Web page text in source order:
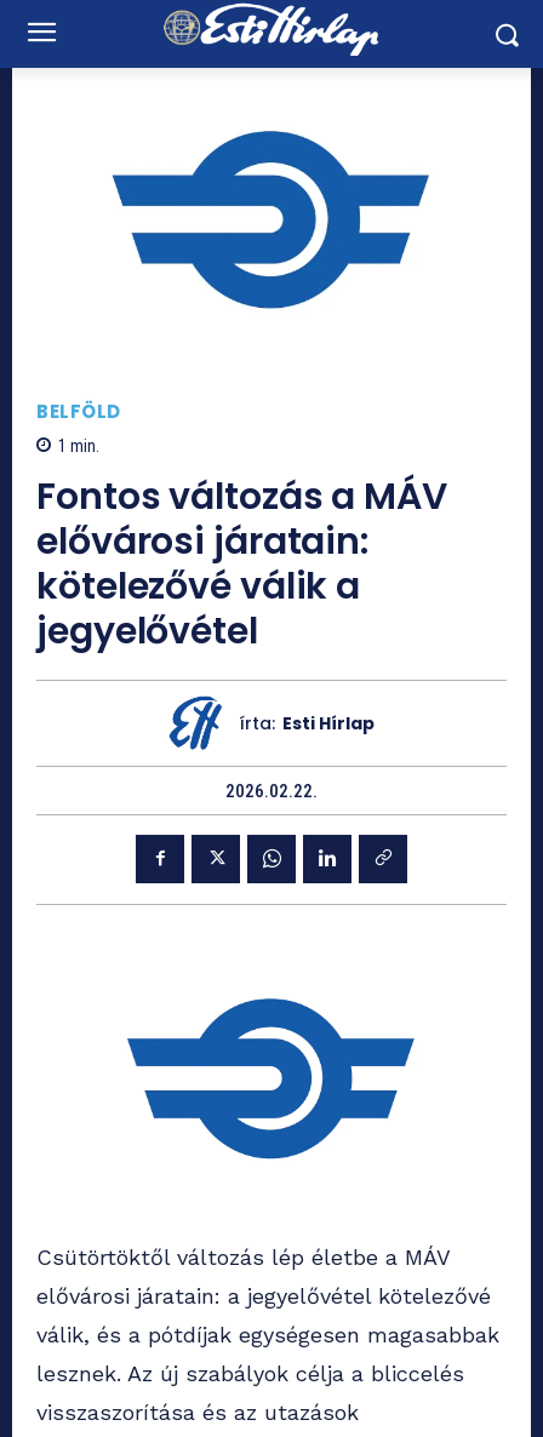
BELFÖLD
1 min.
Fontos változás a MÁV
elővárosi járatain:
kötelezővé válik a
jegyelővétel
írta: Esti Hírlap
2026.02.22.
Csütörtöktől változás lép életbe a MÁV
elővárosi járatain: a jegyelővétel kötelezővé
válik, és a pótdíjak egységesen magasabbak
lesznek. Az új szabályok célja a bliccelés
visszaszorítása és az utazások